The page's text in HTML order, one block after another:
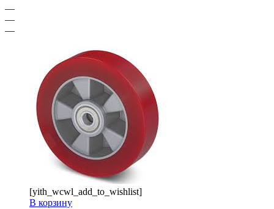
—
—
—
[yith_wcwl_add_to_wishlist]
В корзину